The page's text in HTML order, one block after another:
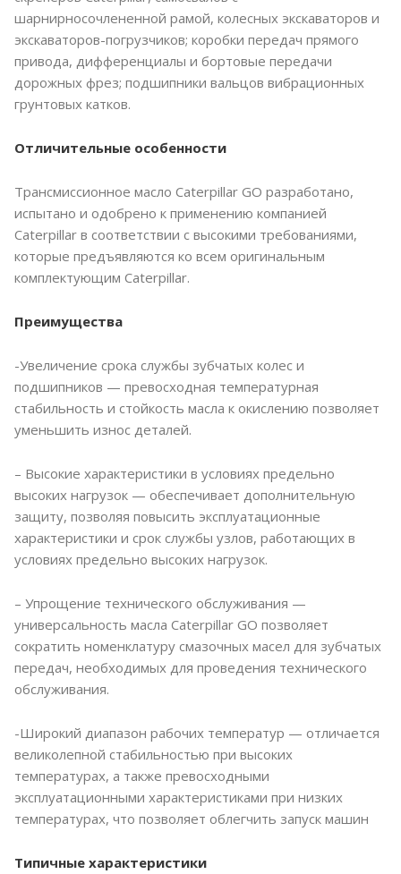
шарнирносочлененной рамой, колесных экскаваторов и
экскаваторов-погрузчиков; коробки передач прямого
привода, дифференциалы и бортовые передачи
дорожных фрез; подшипники вальцов вибрационных
грунтовых катков.
Отличительные особенности
Трансмиссионное масло Caterpillar GO разработано,
испытано и одобрено к применению компанией
Caterpillar в соответствии с высокими требованиями,
которые предъявляются ко всем оригинальным
комплектующим Caterpillar.
Преимущества
-Увеличение срока службы зубчатых колес и
подшипников — превосходная температурная
стабильность и стойкость масла к окислению позволяет
уменьшить износ деталей.
– Высокие характеристики в условиях предельно
высоких нагрузок — обеспечивает дополнительную
защиту, позволяя повысить эксплуатационные
характеристики и срок службы узлов, работающих в
условиях предельно высоких нагрузок.
– Упрощение технического обслуживания —
универсальность масла Caterpillar GO позволяет
сократить номенклатуру смазочных масел для зубчатых
передач, необходимых для проведения технического
обслуживания.
-Широкий диапазон рабочих температур — отличается
великолепной стабильностью при высоких
температурах, а также превосходными
эксплуатационными характеристиками при низких
температурах, что позволяет облегчить запуск машин
Типичные характеристики